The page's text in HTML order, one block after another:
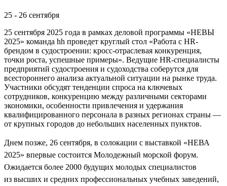
25 - 26 сентября
25 сентября 2025 года в рамках деловой программы «НЕВЫ
2025» команда hh проведет круглый стол «Работа с HR-
брендом в судостроении: кросс-отраслевая конкуренция,
точки роста, успешные примеры». Ведущие HR-специалисты
предприятий судостроения и судоходства соберутся для
всестороннего анализа актуальной ситуации на рынке труда.
Участники обсудят тенденции спроса на ключевых
сотрудников, конкуренцию между различными секторами
экономики, особенности привлечения и удержания
квалифицированного персонала в разных регионах страны —
от крупных городов до небольших населенных пунктов.
Днем позже, 26 сентября, в солокации с выставкой «НЕВА
2025» впервые состоится Молодежный морской форум.
Ожидается более 2000 будущих молодых специалистов
из высших и средних профессиональных учебных заведений,